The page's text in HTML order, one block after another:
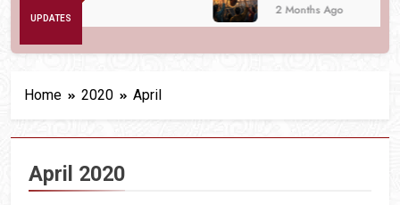
UPDATES
2 Months Ago
Home 2020 April
April 2020